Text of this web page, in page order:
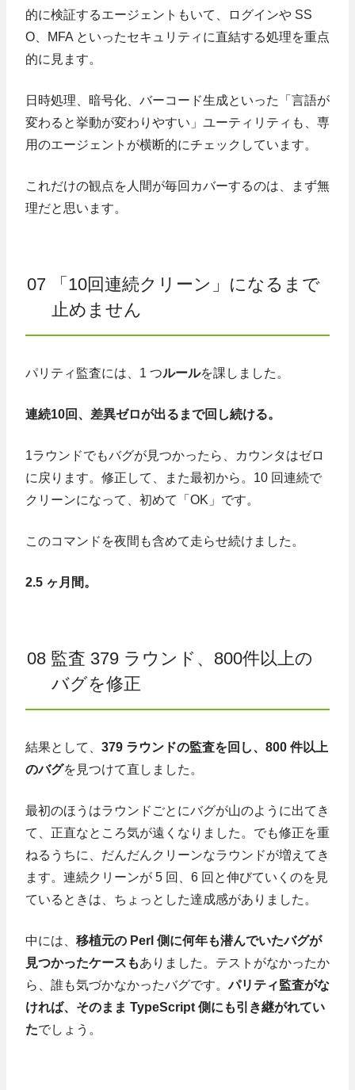
的に検証するエージェントもいて、ログインや SS
O、MFA といったセキュリティに直結する処理を重点
的に見ます。
日時処理、暗号化、バーコード生成といった「言語が
変わると挙動が変わりやすい」ユーティリティも、専
用のエージェントが横断的にチェックしています。
これだけの観点を人間が毎回カバーするのは、まず無
理だと思います。
07 「10回連続クリーン」になるまで
止めません
パリティ監査には、1 つルールを課しました。
連続10回、差異ゼロが出るまで回し続ける。
1ラウンドでもバグが見つかったら、カウンタはゼロ
に戻ります。修正して、また最初から。10 回連続で
クリーンになって、初めて「OK」です。
このコマンドを夜間も含めて走らせ続けました。
2.5 ヶ月間。
08 監査 379 ラウンド、800件以上の
バグを修正
結果として、 379 ラウンドの監査を回し、800 件以上
のバグを見つけて直しました。
最初のほうはラウンドごとにバグが山のように出てき
て、正直なところ気が遠くなりました。でも修正を重
ねるうちに、だんだんクリーンなラウンドが増えてき
ます。連続クリーンが 5 回、6 回と伸びていくのを見
ているときは、ちょっとした達成感がありました。
中には、 移植元の Perl 側に何年も潜んでいたバグが
見つかったケースもありました。テストがなかったか
ら、誰も気づかなかったバグです。パリティ監査がな
ければ、そのまま TypeScript 側にも引き継がれてい
たでしょう。